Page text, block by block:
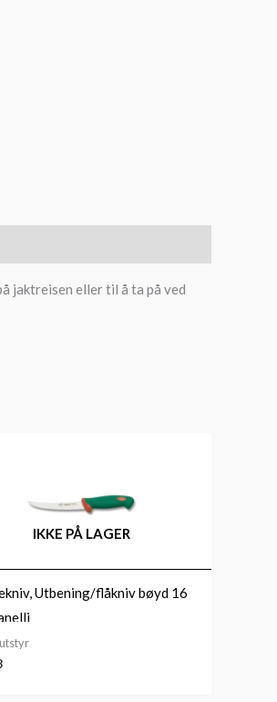
jaktreisen eller til å ta på ved
IKKE PÅ LAGER
Utbening/flåkniv bøyd 16